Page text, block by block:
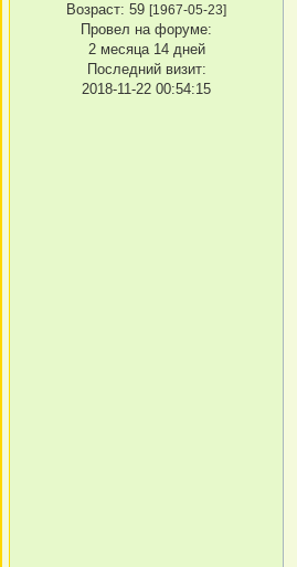
Возраст: 59 [1967-05-23]
Провел на форуме:
2 месяца 14 дней
Последний визит:
2018-11-22 00:54:15